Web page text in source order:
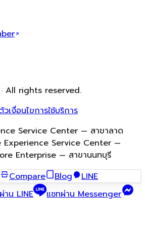
All rights reserved.
วเงื่อนไขการใช้บริการ
Service Center — สาขาลาด
Experience Service Center —
Enterprise — สาขานนทบุรี
Compare Blog LINE
าน LINE แชทผ่าน Messenger